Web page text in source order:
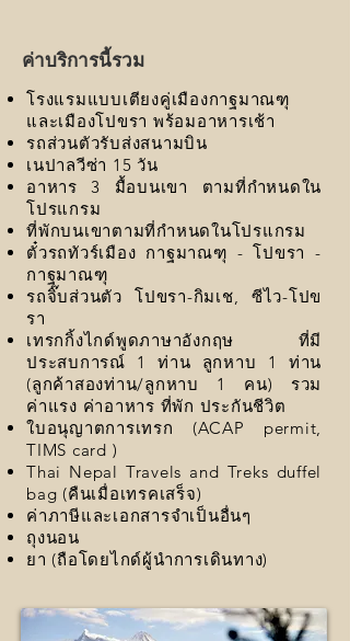
ค่าบริการนี้รวม
โรงแรมแบบเตียงคู่เมืองกาฐมาณฑุ
และเมืองโปขรา พร้อมอาหารเช้า
รถส่วนตัวรับส่งสนามบิน
เนปาลวีซ่า 15 วัน
อาหาร 3 มื้อบนเขา ตามที่กำหนดใน
โปรแกรม
ที่พักบนเขาตามที่กำหนดในโปรแกรม
ตั๋วรถทัวร์เมือง กาฐมาณฑุ - โปขรา -
กาฐมาณฑุ
รถจิ๊บส่วนตัว โปขรา-กิมเช, ซีไว-โปข
รา
เทรกกิ้งไกด์พูดภาษาอังกฤษ ที่มี
ประสบการณ์ 1 ท่าน ลูกหาบ 1 ท่าน
(ลูกค้าสองท่าน/ลูกหาบ 1 คน) รวม
ค่าแรง ค่าอาหาร ที่พัก ประกันชีวิต
ใบอนุญาตการเทรก (ACAP permit,
TIMS card )
Thai Nepal Travels and Treks duffel
bag (คืนเมื่อเทรคเสร็จ)
ค่าภาษีและเอกสารจำเป็นอื่นๆ
ถุงนอน
ยา (ถือโดยไกด์ผู้นำการเดินทาง)